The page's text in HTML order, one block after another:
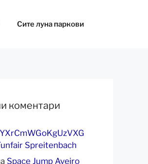
Сите луна паркови
коментари
Spreitenbach
Space Jump Aveiro